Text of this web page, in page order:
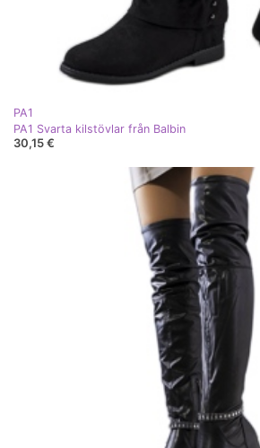
PA1
PA1 Svarta kilstövlar från Balbin
30,15 €